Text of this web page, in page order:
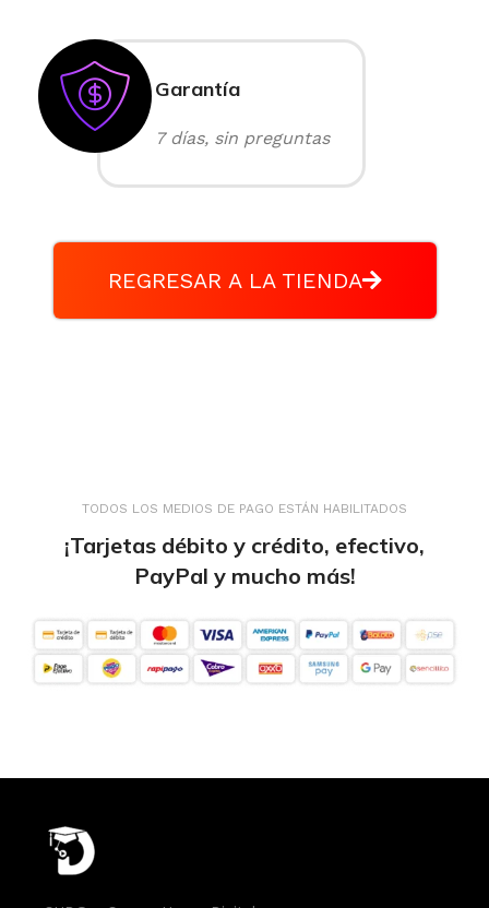
Garantía
7 días, sin preguntas
REGRESAR A LA TIENDA
TODOS LOS MEDIOS DE PAGO ESTÁN HABILITADOS
¡Tarjetas débito y crédito, efectivo,
PayPal y mucho más!